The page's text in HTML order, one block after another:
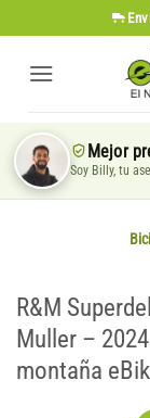
al
contenido
Mejor
Soy Billy, tu
R&M
Muller –
montaña